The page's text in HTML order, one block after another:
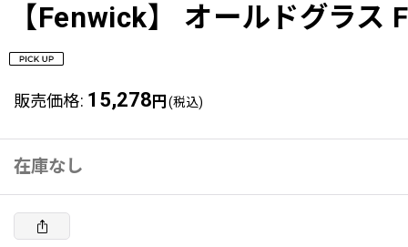
【Fenwick】 オールドグラス
販売価格: 15,278 円 (税込)
在庫なし